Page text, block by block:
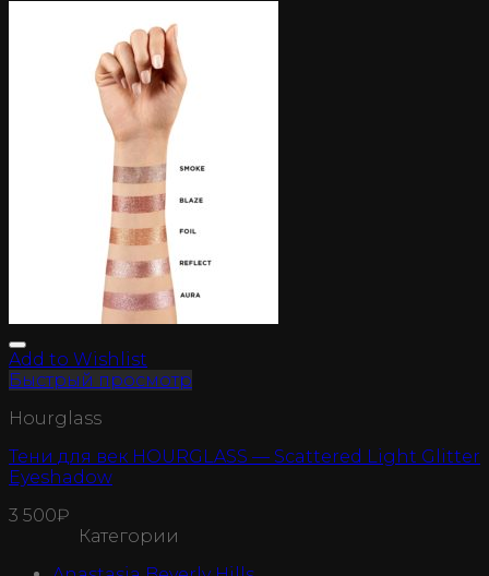
Add to Wishlist
Быстрый просмотр
Hourglass
Тени для век HOURGLASS — Scattered Light Glitter
Eyeshadow
3 500₽
Категории